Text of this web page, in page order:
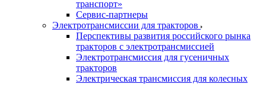
транспорт»
Сервис-партнеры
Электротрансмиссии для тракторов
Перспективы развития российского рынка
тракторов с электротрансмиссией
Электротрансмиссия для гусеничных
тракторов
Электрическая трансмиссия для колесных